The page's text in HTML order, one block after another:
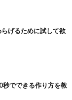
げるために試して欲
秒でできる作り方を教